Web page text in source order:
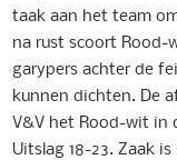
taak aan het team
na rust scoort Rood-
garypers achter de
kunnen dichten. De
V&V het Rood-wit in
Uitslag 18-23. Zaak